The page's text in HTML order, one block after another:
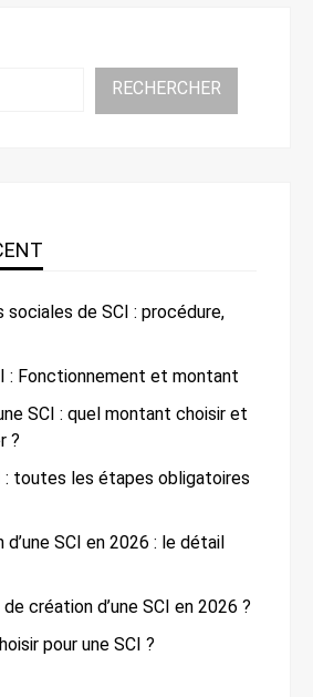
RECHERCHER
sociales de SCI : procédure,
: Fonctionnement et montant
SCI : quel montant choisir et
?
: toutes les étapes obligatoires
SCI en 2026 : le détail
création d’une SCI en 2026 ?
pour une SCI ?